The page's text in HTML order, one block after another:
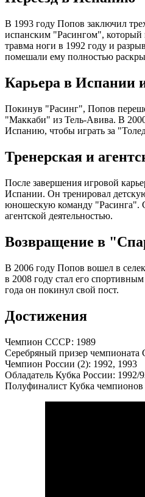
В 1993 году Попов заключил
испанским "Расингом",
травма ноги в 1992 году и
помешали ему полностью
Карьера в Испании
Покинув "Расинг", Попов
"Маккаби" из Тель-Авива. В
Испанию, чтобы играть за
Тренерская и
После завершения игровой
Испании. Он тренировал
юношескую команду "Расинга".
агентской деятельностью.
Возвращение в
В 2006 году Попов вошел в
в 2008 году стал его
года он покинул свой пост.
Достижения
Чемпион СССР: 1989
Серебряный призер
Чемпион России (2): 1992, 1993
Обладатель Кубка России: 1992/
Полуфиналист Кубка